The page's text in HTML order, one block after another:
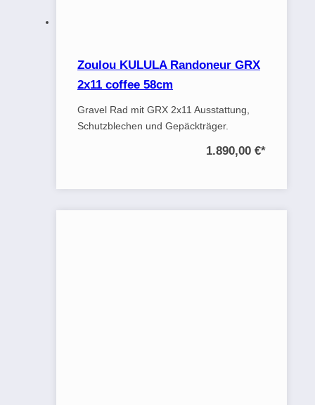
Zoulou KULULA Randoneur GRX
2x11 coffee 58cm
Gravel Rad mit GRX 2x11 Ausstattung,
Schutzblechen und Gepäckträger.
1.890,00 €*